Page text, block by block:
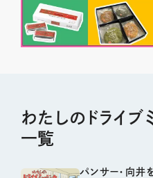
わたしのドライブ
一覧
パンサー・向井